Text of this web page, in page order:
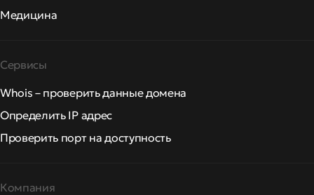
Медицина
Сервисы
Whois – проверить данные домена
Определить IP адрес
Проверить порт на доступность
Компания